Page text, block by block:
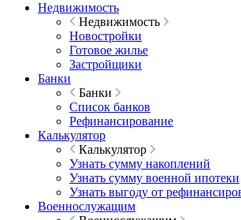
Недвижимость
Недвижимость
Новостройки
Готовое жилье
Застройщики
Банки
Банки
Список банков
Рефинансирование
Калькулятор
Калькулятор
Узнать сумму накоплений
Узнать сумму военной ипотеки
Узнать выгоду от
Военнослужащим